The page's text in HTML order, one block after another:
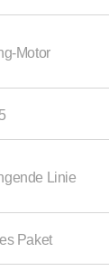
Motor
Linie
Paket